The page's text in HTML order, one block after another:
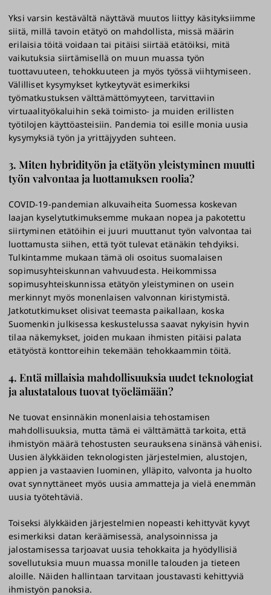
Yksi varsin kestävältä näyttävä muutos liittyy käsityksiimme
siitä, millä tavoin etätyö on mahdollista, missä määrin
erilaisia töitä voidaan tai pitäisi siirtää etätöiksi, mitä
vaikutuksia siirtämisellä on muun muassa työn
tuottavuuteen, tehokkuuteen ja myös työssä viihtymiseen.
Välilliset kysymykset kytkeytyvät esimerkiksi
työmatkustuksen välttämättömyyteen, tarvittaviin
virtuaalityökaluihin sekä toimisto- ja muiden erillisten
työtilojen käyttöasteisiin. Pandemia toi esille monia uusia
kysymyksiä työn ja yrittäjyyden suhteen.
3. Miten hybridityön ja etätyön yleistyminen muutti
työn valvontaa ja luottamuksen roolia?
COVID-19-pandemian alkuvaiheita Suomessa koskevan
laajan kyselytutkimuksemme mukaan nopea ja pakotettu
siirtyminen etätöihin ei juuri muuttanut työn valvontaa tai
luottamusta siihen, että työt tulevat etänäkin tehdyiksi.
Tulkintamme mukaan tämä oli osoitus suomalaisen
sopimusyhteiskunnan vahvuudesta. Heikommissa
sopimusyhteiskunnissa etätyön yleistyminen on usein
merkinnyt myös monenlaisen valvonnan kiristymistä.
Jatkotutkimukset olisivat teemasta paikallaan, koska
Suomenkin julkisessa keskustelussa saavat nykyisin hyvin
tilaa näkemykset, joiden mukaan ihmisten pitäisi palata
etätyöstä konttoreihin tekemään tehokkaammin töitä.
4. Entä millaisia mahdollisuuksia uudet teknologiat
ja alustatalous tuovat työelämään?
Ne tuovat ensinnäkin monenlaisia tehostamisen
mahdollisuuksia, mutta tämä ei välttämättä tarkoita, että
ihmistyön määrä tehostusten seurauksena sinänsä vähenisi.
Uusien älykkäiden teknologisten järjestelmien, alustojen,
appien ja vastaavien luominen, ylläpito, valvonta ja huolto
ovat synnyttäneet myös uusia ammatteja ja vielä enemmän
uusia työtehtäviä.
Toiseksi älykkäiden järjestelmien nopeasti kehittyvät kyvyt
esimerkiksi datan keräämisessä, analysoinnissa ja
jalostamisessa tarjoavat uusia tehokkaita ja hyödyllisiä
sovellutuksia muun muassa monille talouden ja tieteen
aloille. Näiden hallintaan tarvitaan joustavasti kehittyviä
ihmistyön panoksia.